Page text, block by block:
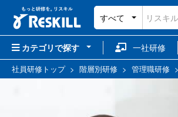
すべて
カテゴリで探す 一社研修
社員研修トップ> 階層別研修 > 管理職研修 >